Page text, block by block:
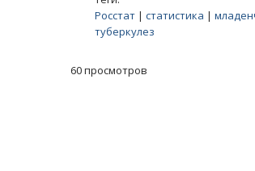
Росстат | статистика |
туберкулез
60 просмотров